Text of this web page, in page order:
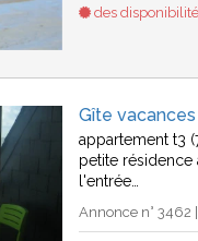
des
Gîte
appartement t3
petite résidence
l'entrée…
Annonce n° 3462